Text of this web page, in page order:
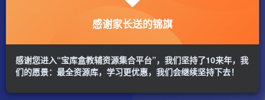
感谢家长送的锦旗
感谢您进入“宝库盒教辅资源集合平台”，我们坚持了10来年，我
们的愿景：最全资源库，学习更优惠，我们会继续坚持下去！